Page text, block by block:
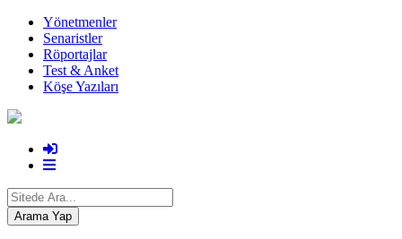
Yönetmenler
Senaristler
Röportajlar
Test & Anket
Köşe Yazıları